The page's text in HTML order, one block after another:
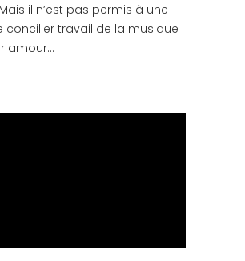
il n’est pas permis à une
concilier travail de la musique
amour…